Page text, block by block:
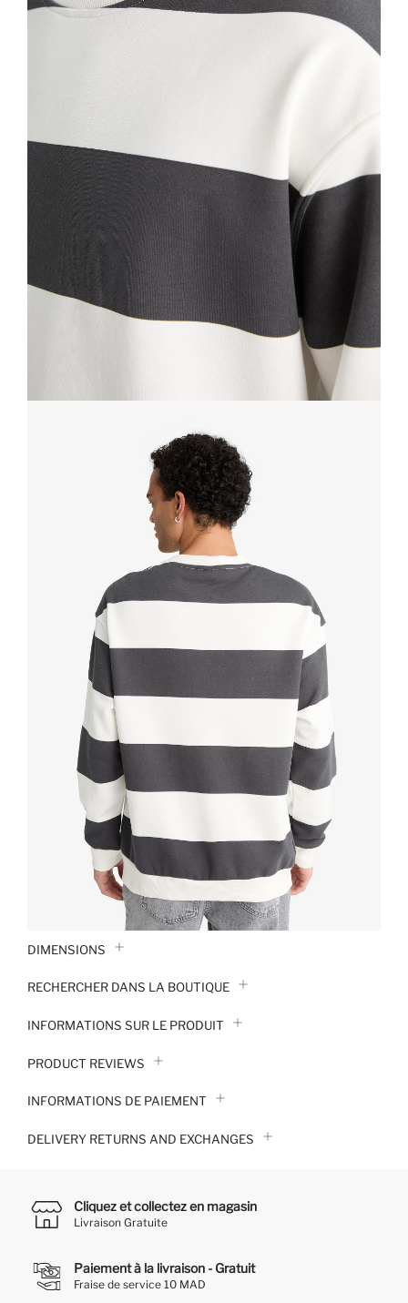
DIMENSIONS
RECHERCHER DANS LA BOUTIQUE
INFORMATIONS SUR LE PRODUIT
PRODUCT REVIEWS
INFORMATIONS DE PAIEMENT
DELIVERY RETURNS AND EXCHANGES
Cliquez et collectez en magasin
Livraison Gratuite
Paiement à la livraison - Gratuit
Fraise de service 10 MAD